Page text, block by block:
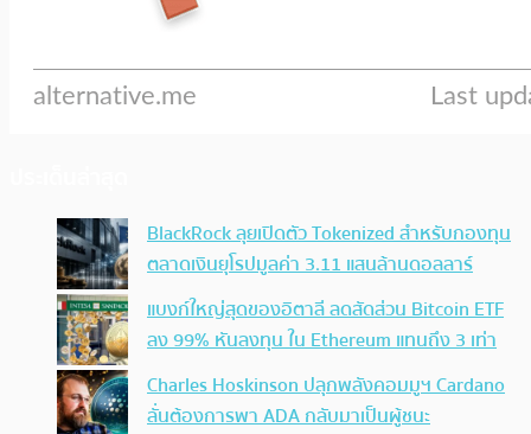
BlackRock ลุยเปิดตัว Tokenized สำหรับกองทุน
ตลาดเงินยุโรปมูลค่า 3.11 แสนล้านดอลลาร์
แบงก์ใหญ่สุดของอิตาลี ลดสัดส่วน Bitcoin ETF
ลง 99% หันลงทุน ใน Ethereum แทนถึง 3 เท่า
Charles Hoskinson ปลุกพลังคอมมูฯ Cardano
ลั่นต้องการพา ADA กลับมาเป็นผู้ชนะ